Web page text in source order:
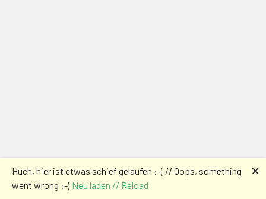
Huch, hier ist etwas schief gelaufen :-( // Oops, something
went wrong :-( Neu laden // Reload
🗙